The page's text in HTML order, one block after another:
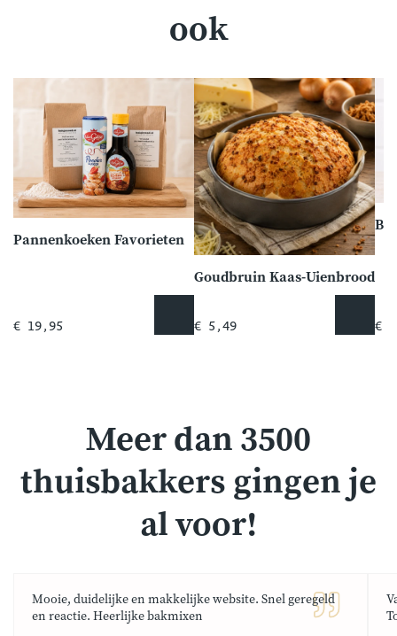
ook
Pannenkoeken Favorieten
€ 19,95
Goudbruin Kaas-Uienbrood
€ 5,49 €
Meer dan 3500
thuisbakkers gingen je
al voor!
Mooie, duidelijke en makkelijke website. Snel geregeld
en reactie. Heerlijke bakmixen